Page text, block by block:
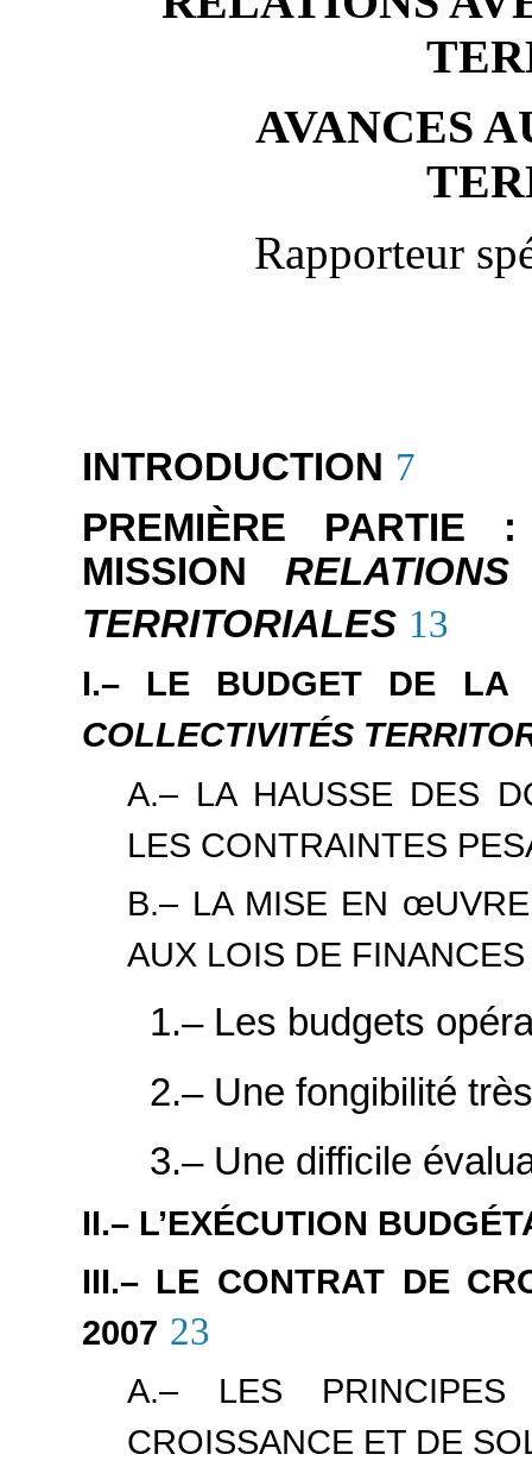
AVANCES
Rapporteur
INTRODUCTION 7
PREMIÈRE PARTIE
MISSION
TERRITORIALES 13
I.– LE BUDGET DE LA
COLLECTIVITÉS
A.– LA HAUSSE DES
LES CONTRAINTES
B.– LA MISE EN œ
AUX LOIS DE FINANCES
1.– Les budgets
2.– Une fongibilité
3.– Une difficile
II.– L’EXÉCUTION
III.– LE CONTRAT DE
2007 23
A.– LES
CROISSANCE ET DE